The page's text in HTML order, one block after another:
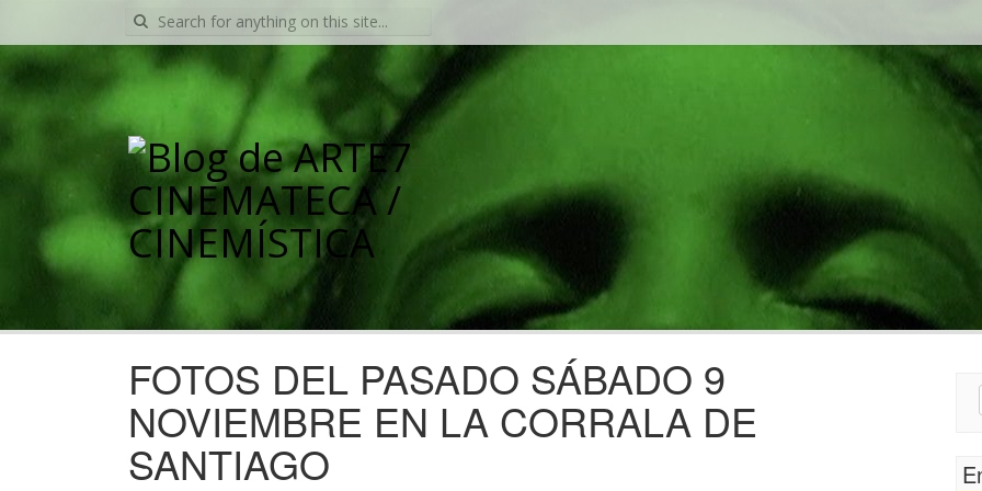
Search
FOTOS DEL PASADO SÁBADO 9
NOVIEMBRE EN LA CORRALA DE
SANTIAGO